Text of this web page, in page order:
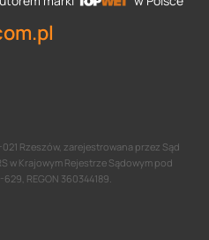
Rzeszów, zarejestrowana przez Sąd
w Krajowym Rejestrze Sądowym pod
REGON 360344189.